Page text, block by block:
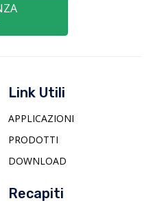
Link Utili
APPLICAZIONI
PRODOTTI
DOWNLOAD
Recapiti